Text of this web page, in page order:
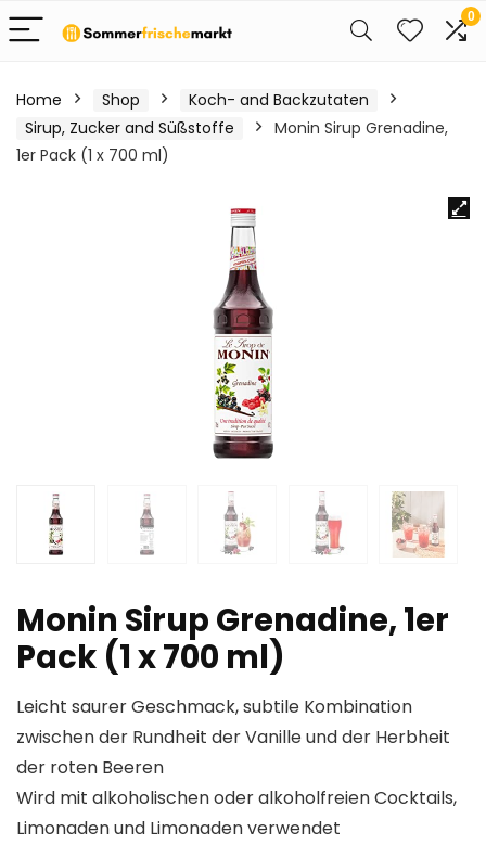
0
Home Shop
Koch- and Backzutaten
Sirup, Zucker and Süßstoffe
Monin Sirup Grenadine,
1er Pack (1 x 700 ml)
Monin Sirup Grenadine, 1er
Pack (1 x 700 ml)
Leicht saurer Geschmack, subtile Kombination
zwischen der Rundheit der Vanille und der Herbheit
der roten Beeren
Wird mit alkoholischen oder alkoholfreien Cocktails,
Limonaden und Limonaden verwendet